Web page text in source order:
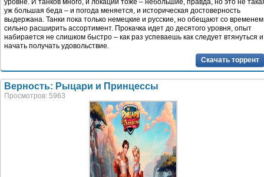
уровне. И танков много, и локаций тоже – небольшие, правда, но это не
уж большая беда – и погода меняется, и историческая достоверность
выдержана. Танки пока только немецкие и русские, но обещают со временем
сильно расширить ассортимент. Прокачка идет до десятого уровня, опыт
набирается не слишком быстро – как раз успеваешь как следует втянуться и
начать получать удовольствие.
Скачать торрент
Верность: Рыцари и Принцессы
Просмотров: 5963